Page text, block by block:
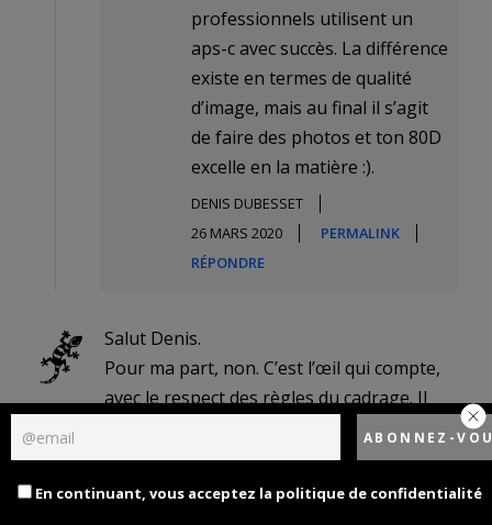
professionnels utilisent un
aps-c avec succès. La différence
existe en termes de qualité
d’image, mais au final il s’agit
de faire des photos et ton 80D
excelle en la matière :).
DENIS DUBESSET
26 MARS 2020
PERMALINK
RÉPONDRE
Salut Denis.
Pour ma part, non. C’est l’œil qui compte,
avec le respect des règles du cadrage. Il
suffit de voir ce que certains font avec un
Olga, voire avec des sténopés pour s’en
convaincre…
En continuant, vous acceptez la politique de confidentialité